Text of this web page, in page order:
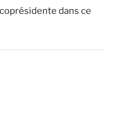
dans ce